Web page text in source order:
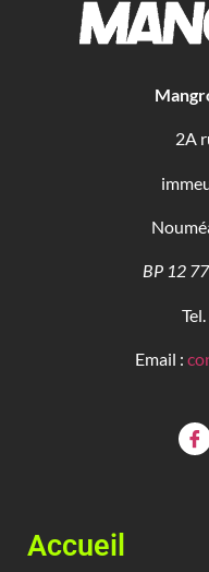
2A
BP 12
Email :
Accueil